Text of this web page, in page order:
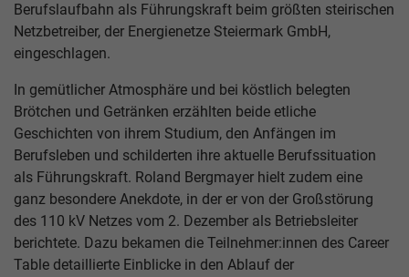
Berufslaufbahn als Führungskraft beim größten steirischen
Netzbetreiber, der Energienetze Steiermark GmbH,
eingeschlagen.
In gemütlicher Atmosphäre und bei köstlich belegten
Brötchen und Getränken erzählten beide etliche
Geschichten von ihrem Studium, den Anfängen im
Berufsleben und schilderten ihre aktuelle Berufssituation
als Führungskraft. Roland Bergmayer hielt zudem eine
ganz besondere Anekdote, in der er von der Großstörung
des 110 kV Netzes vom 2. Dezember als Betriebsleiter
berichtete. Dazu bekamen die Teilnehmer:innen des Career
Table detaillierte Einblicke in den Ablauf der